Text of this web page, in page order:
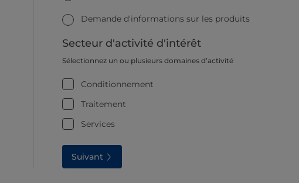
Demande d'informations sur les produits
Secteur d'activité d'intérêt
Sélectionnez un ou plusieurs domaines d’activité
Conditionnement
Traitement
Services
Suivant